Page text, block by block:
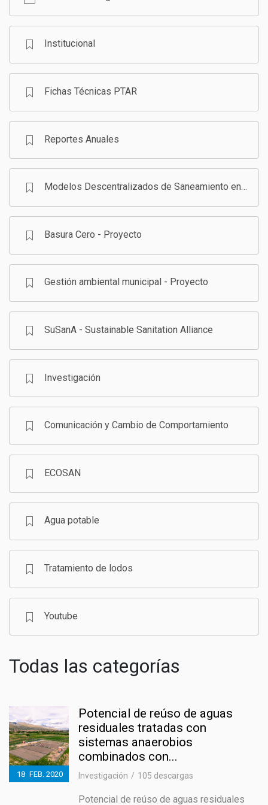
Institucional
Fichas Técnicas PTAR
Reportes Anuales
Modelos Descentralizados de Saneamiento en Bolivia - Programa
Basura Cero - Proyecto
Gestión ambiental municipal - Proyecto
SuSanA - Sustainable Sanitation Alliance
Investigación
Comunicación y Cambio de Comportamiento
ECOSAN
Agua potable
Tratamiento de lodos
Youtube
Todas las categorías
18 FEB. 2020
Potencial de reúso de aguas
residuales tratadas con
sistemas anaerobios
combinados con...
Investigación 105 descargas
Potencial de reúso de aguas residuales